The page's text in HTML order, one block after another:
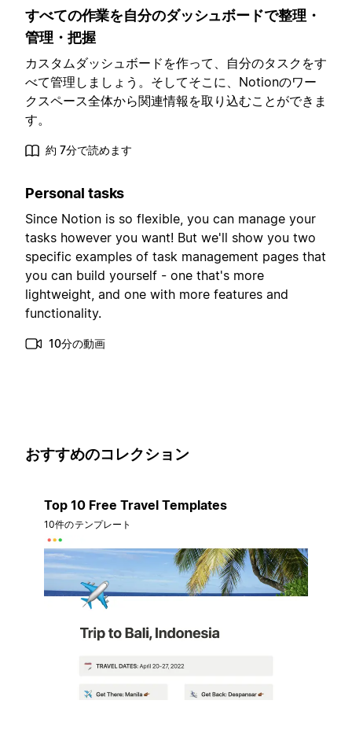
すべての作業を自分のダッシュボードで整理・
管理・把握
カスタムダッシュボードを作って、自分のタスクをす
べて管理しましょう。そしてそこに、Notionのワー
クスペース全体から関連情報を取り込むことができま
す。
約 7分で読めます
Personal tasks
Since Notion is so flexible, you can manage your
tasks however you want! But we'll show you two
specific examples of task management pages that
you can build yourself - one that's more
lightweight, and one with more features and
functionality.
10分の動画
おすすめのコレクション
Top 10 Free Travel Templates
10件のテンプレート